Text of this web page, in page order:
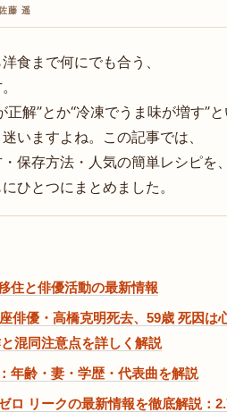
藤 遥
食まで何にでも合う、
正解”とか“冷凍でうま味が増す”
いますよね。この記事では、
保存方法・人気の簡単レシピを
ひとつにまとめました。
住と俳優活動の最新情報
座俳優・高橋克明死去、59歳 死因は
混同注意点を詳しく解説
年齢・妻・学歴・代表曲を解説
ロ リークの最新情報を徹底解説：